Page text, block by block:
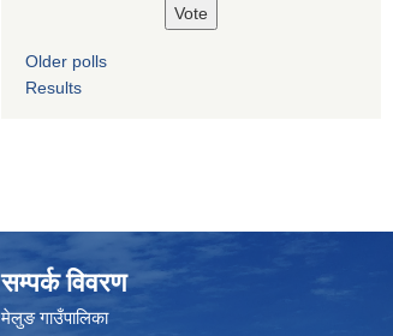
Older polls
Results
सम्पर्क विवरण
मेलुङ गाउँपालिका